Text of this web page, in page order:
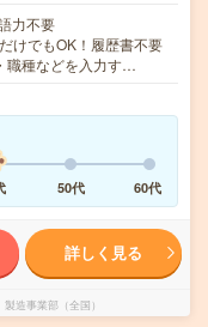
力不要
けでもOK！履歴書不要
職種などを入力す…
50代 60代
詳しく見る
造事業部（全国）